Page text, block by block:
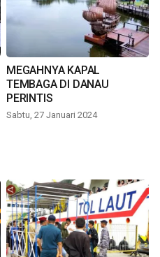
MEGAHNYA KAPAL
TEMBAGA DI DANAU
PERINTIS
Sabtu, 27 Januari 2024